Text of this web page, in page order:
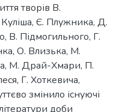
творів В.
Є. Плужника, Д.
В. Підмогильного, Г.
О. Влизька, М.
М. Драй-Хмари, П.
Г. Хоткевича,
змінило існуючі
доби